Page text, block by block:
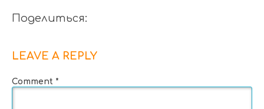
Поделиться:
LEAVE A REPLY
Comment *